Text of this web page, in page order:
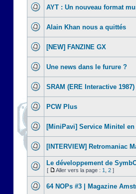
AYT : Un nouveau format
Alain Khan nous a quittés
[NEW] FANZINE GX
Une news dans le furure ?
SRAM (ERE Interactive
PCW Plus
[MiniPavi] Service Minitel en
[INTERVIEW] Retromaniac
Le développement de
[ Aller vers la page : 1 2 ]
64 NOPs #3 | Magazine